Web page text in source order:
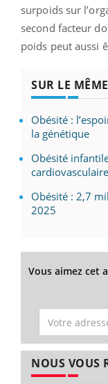
surpoids sur
second facteur
poids peut aussi
SUR LE
Obésité :
la génétique
Obésité
Obésité : 2,7
2025
Vous aimez cet
NOUS VOUS